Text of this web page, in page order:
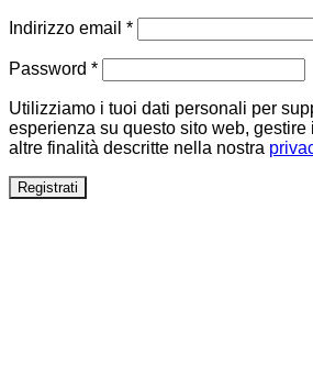
Indirizzo email *Richiesto
Password *Richiesto
Utilizziamo i tuoi dati personali per
esperienza su questo sito web, gestire
altre finalità descritte nella nostra
Registrati